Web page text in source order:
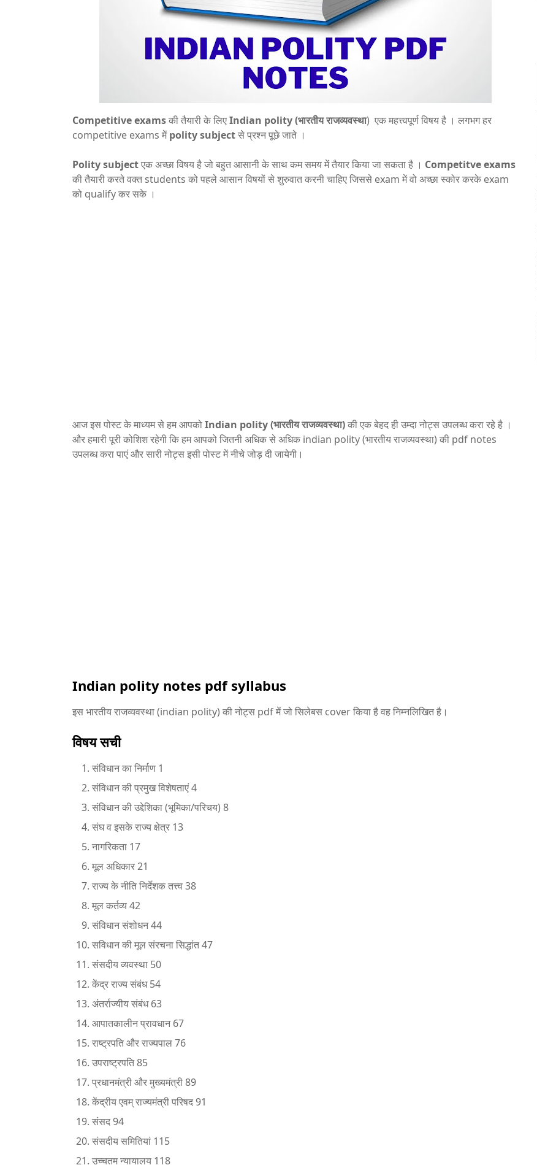
Competitive examsकी तैयारी के लिएIndian polity (भारतीय राजव्यवस्था) एक महत्त्वपूर्ण विषय है । लगभग हर
competitive exams मेंpolity subjectसे प्रश्न पूछे जाते ।
Polity subjectएक अच्छा विषय है जो बहुत आसानी के साथ कम समय में तैयार किया जा सकता है । Competitve exams
की तैयारी करते वक्त students को पहले आसान विषयों से शुरुवात करनी चाहिए जिससे exam में वो अच्छा स्कोर करके exam
को qualify कर सके ।
आज इस पोस्ट के माध्यम से हम आपकोIndian polity (भारतीय राजव्यवस्था)की एक बेहद ही उम्दा नोट्स उपलब्ध करा रहे है ।
और हमारी पूरी कोशिश रहेगी कि हम आपको जितनी अधिक से अधिक indian polity (भारतीय राजव्यवस्था) की pdf notes
उपलब्ध करा पाएं और सारी नोट्स इसी पोस्ट में नीचे जोड़ दी जायेगी।
Indian polity notes pdf syllabus
इस भारतीय राजव्यवस्था (indian polity) की नोट्स pdf में जो सिलेबस cover किया है वह निम्नलिखित है।
विषय सची
संविधान का निर्माण 1
संविधान की प्रमुख विशेषताएं 4
संविधान की उद्देशिका (भूमिका/परिचय) 8
संघ व इसके राज्य क्षेत्र 13
नागरिकता 17
मूल अधिकार 21
राज्य के नीति निर्देशक तत्त्व 38
मूल कर्तव्य 42
संविधान संशोधन 44
सविधान की मूल संरचना सिद्धांत 47
संसदीय व्यवस्था 50
केंद्र राज्य संबंध 54
अंतर्राज्यीय संबंध 63
आपातकालीन प्रावधान 67
राष्ट्रपति और राज्यपाल 76
उपराष्ट्रपति 85
प्रधानमंत्री और मुख्यमंत्री 89
केंद्रीय एवम् राज्यमंत्री परिषद 91
संसद 94
संसदीय समितियां 115
उच्चतम न्यायालय 118